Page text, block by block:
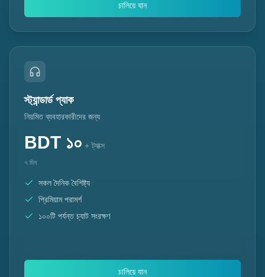
চালিয়ে যান
স্ট্যান্ডার্ড প্যাক
নিয়মিত ব্যবহারকারীদের জন্য
BDT ১০ + ট্যাক্স
৭ দিন
সকল দৈনিক বৈশিষ্ট্য
প্রিমিয়াম পরামর্শ
১০০টি পর্যন্ত চ্যাট সংরক্ষণ
চালিয়ে যান